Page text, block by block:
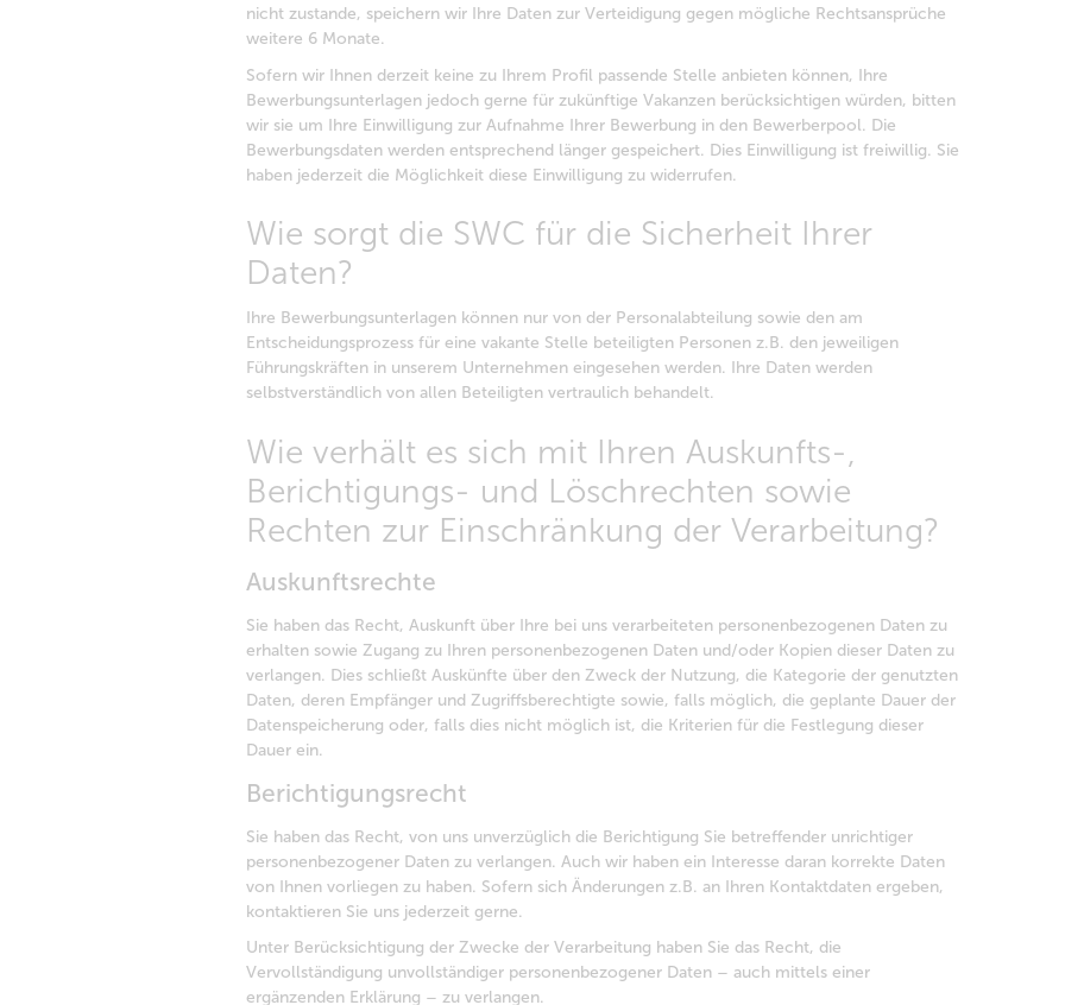
nicht zustande, speichern wir Ihre Daten zur Verteidigung gegen mögliche Rechtsansprüche
weitere 6 Monate.
Sofern wir Ihnen derzeit keine zu Ihrem Profil passende Stelle anbieten können, Ihre
Bewerbungsunterlagen jedoch gerne für zukünftige Vakanzen berücksichtigen würden, bitten
wir sie um Ihre Einwilligung zur Aufnahme Ihrer Bewerbung in den Bewerberpool. Die
Bewerbungsdaten werden entsprechend länger gespeichert. Dies Einwilligung ist freiwillig. Sie
haben jederzeit die Möglichkeit diese Einwilligung zu widerrufen.
Wie sorgt die SWC für die Sicherheit Ihrer
Daten?
Ihre Bewerbungsunterlagen können nur von der Personalabteilung sowie den am
Entscheidungsprozess für eine vakante Stelle beteiligten Personen z.B. den jeweiligen
Führungskräften in unserem Unternehmen eingesehen werden. Ihre Daten werden
selbstverständlich von allen Beteiligten vertraulich behandelt.
Wie verhält es sich mit Ihren Auskunfts-,
Berichtigungs- und Löschrechten sowie
Rechten zur Einschränkung der Verarbeitung?
Auskunftsrechte
Sie haben das Recht, Auskunft über Ihre bei uns verarbeiteten personenbezogenen Daten zu
erhalten sowie Zugang zu Ihren personenbezogenen Daten und/oder Kopien dieser Daten zu
verlangen. Dies schließt Auskünfte über den Zweck der Nutzung, die Kategorie der genutzten
Daten, deren Empfänger und Zugriffsberechtigte sowie, falls möglich, die geplante Dauer der
Datenspeicherung oder, falls dies nicht möglich ist, die Kriterien für die Festlegung dieser
Dauer ein.
Berichtigungsrecht
Sie haben das Recht, von uns unverzüglich die Berichtigung Sie betreffender unrichtiger
personenbezogener Daten zu verlangen. Auch wir haben ein Interesse daran korrekte Daten
von Ihnen vorliegen zu haben. Sofern sich Änderungen z.B. an Ihren Kontaktdaten ergeben,
kontaktieren Sie uns jederzeit gerne.
Unter Berücksichtigung der Zwecke der Verarbeitung haben Sie das Recht, die
Vervollständigung unvollständiger personenbezogener Daten – auch mittels einer
ergänzenden Erklärung – zu verlangen.